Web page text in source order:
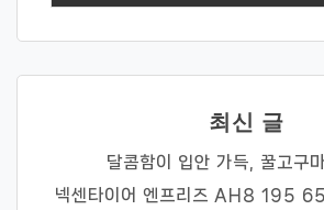
최신 글
달콤함이 입안 가득, 꿀고구
넥센타이어 엔프리즈 AH8 195